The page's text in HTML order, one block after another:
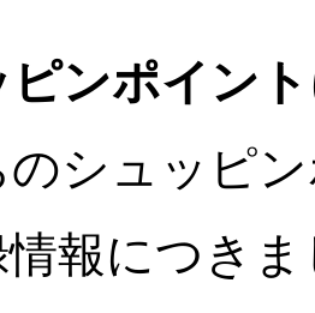
ピンポイン
のシュッピ
情報につき